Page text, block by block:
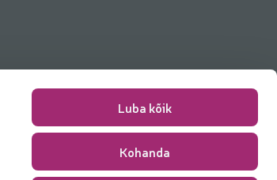
Luba kõik
Kohanda